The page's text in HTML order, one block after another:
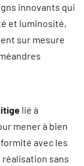
innovants qui
et luminosité,
sur mesure
lié à
mener à bien
avec les
sans